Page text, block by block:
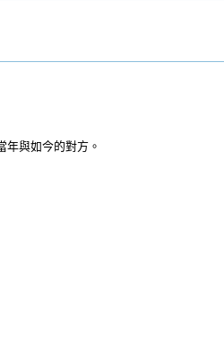
年與如今的對方。